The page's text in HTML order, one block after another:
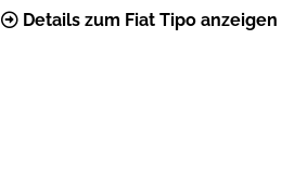
Details zum Fiat Tipo anzeigen